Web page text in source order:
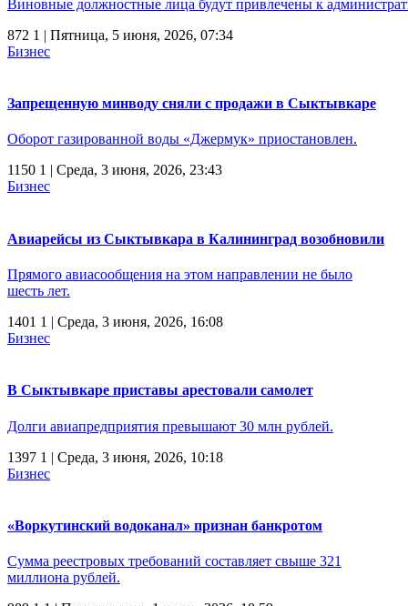
Виновные должностные лица будут привлечены к
872 1 | Пятница, 5 июня, 2026, 07:34
Бизнес
Запрещенную минводу сняли с продажи в Сыктывкаре
Оборот газированной воды «Джермук» приостановлен.
1150 1 | Среда, 3 июня, 2026, 23:43
Бизнес
Авиарейсы из Сыктывкара в Калининград возобновили
Прямого авиасообщения на этом направлении не было
шесть лет.
1401 1 | Среда, 3 июня, 2026, 16:08
Бизнес
В Сыктывкаре приставы арестовали самолет
Долги авиапредприятия превышают 30 млн рублей.
1397 1 | Среда, 3 июня, 2026, 10:18
Бизнес
«Воркутинский водоканал» признан банкротом
Сумма реестровых требований составляет свыше 321
миллиона рублей.